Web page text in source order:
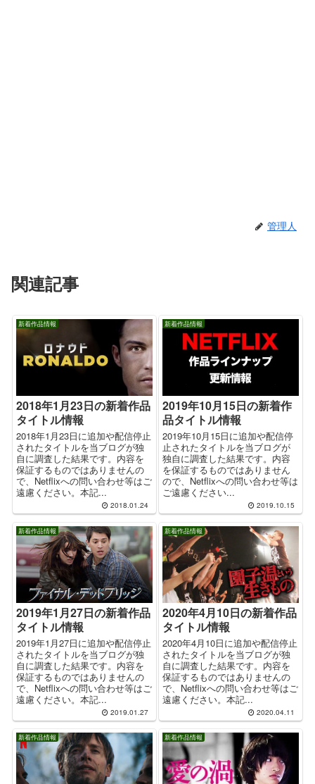
管理人
関連記事
新着作品情報
2018年1月23日の新着作品
タイトル情報
2018年1月23日に追加や配信停止
されたタイトルを当ブログが独
自に調査した結果です。内容を
保証するものではありませんの
で、Netflixへの問い合わせ等はご
遠慮ください。本記...
2018.01.24
新着作品情報
2019年10月15日の新着作
品タイトル情報
2019年10月15日に追加や配信停
止されたタイトルを当ブログが
独自に調査した結果です。内容
を保証するものではありません
ので、Netflixへの問い合わせ等は
ご遠慮ください...
2019.10.15
新着作品情報
2019年1月27日の新着作品
タイトル情報
2019年1月27日に追加や配信停止
されたタイトルを当ブログが独
自に調査した結果です。内容を
保証するものではありませんの
で、Netflixへの問い合わせ等はご
遠慮ください。本記...
2019.01.27
新着作品情報
2020年4月10日の新着作品
タイトル情報
2020年4月10日に追加や配信停止
されたタイトルを当ブログが独
自に調査した結果です。内容を
保証するものではありませんの
で、Netflixへの問い合わせ等はご
遠慮ください。本記...
2020.04.11
新着作品情報 新着作品情報